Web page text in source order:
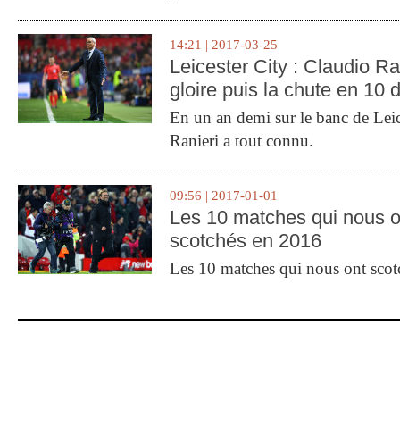
14:21 | 2017-03-25
Leicester City : Claudio
gloire puis la chute en 10
En un an demi sur le banc de
Ranieri a tout connu.
09:56 | 2017-01-01
Les 10 matches qui nous
scotchés en 2016
Les 10 matches qui nous ont